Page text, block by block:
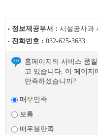
정보제공부서 : 시설공사과
전화번호 : 032-625-3633
홈페이지의 서비스 품
고 있습니다. 이 페이지
만족하셨습니까?
매우만족
보통
매우불만족